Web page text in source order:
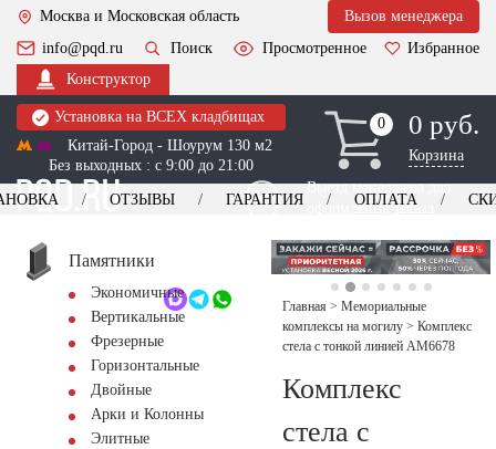
Москва и Московская область
Вызов менеджера
info@pqd.ru
Поиск Просмотренное
Избранное
Конструктор
Установка на ВСЕХ кладбищах
Китай-Город - Шоурум 130 м2
Без выходных : с 9:00 до 21:00
0
0 0 руб.
Корзина
Выезд менеджера для
оформления заказа
+7 (495) 518-44-23
Обратный звонок
ОТЗЫВЫ ГАРАНТИЯ ОПЛАТА
Памятники
Экономичные
Вертикальные
Фрезерные
Горизонтальные
Двойные
Арки и Колонны
Элитные
Главная > Мемориальные
комплексы на могилу > Комплекс
стела с тонкой линией AM6678
Комплекс
стела с